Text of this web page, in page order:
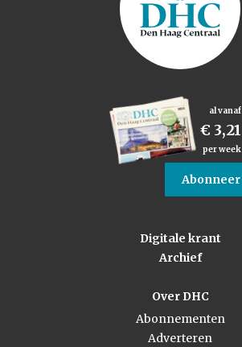
al vanaf
€ 3,21
per week
Abonneer
Digitale krant
Archief
Over DHC
Abonnementen
Adverteren